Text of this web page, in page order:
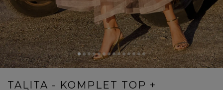
TALITA - KOMPLET TOP +